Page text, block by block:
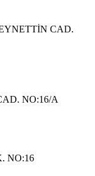
CAD.
NO:16/A
NO:16